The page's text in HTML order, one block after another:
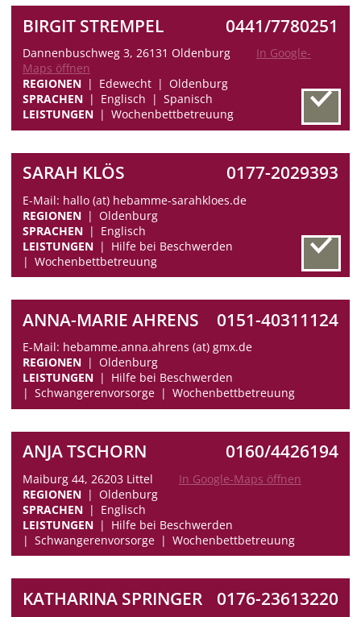
BIRGIT STREMPEL 0441/7780251
Dannenbuschweg 3, 26131 Oldenburg
In Google-
Maps öffnen
REGIONEN
Edewecht
Oldenburg
SPRACHEN
Englisch
Spanisch
LEISTUNGEN
Wochenbettbetreuung
SARAH KLÖS 0177-2029393
E-Mail: hallo (at) hebamme-sarahkloes.de
REGIONEN
Oldenburg
SPRACHEN
Englisch
LEISTUNGEN
Hilfe bei Beschwerden
Wochenbettbetreuung
ANNA-MARIE AHRENS 0151-40311124
E-Mail: hebamme.anna.ahrens (at) gmx.de
REGIONEN
Oldenburg
LEISTUNGEN
Hilfe bei Beschwerden
Schwangerenvorsorge
Wochenbettbetreuung
ANJA TSCHORN 0160/4426194
Maiburg 44, 26203 Littel
In Google-Maps öffnen
REGIONEN
Oldenburg
SPRACHEN
Englisch
LEISTUNGEN
Hilfe bei Beschwerden
Schwangerenvorsorge
Wochenbettbetreuung
KATHARINA SPRINGER 0176-23613220